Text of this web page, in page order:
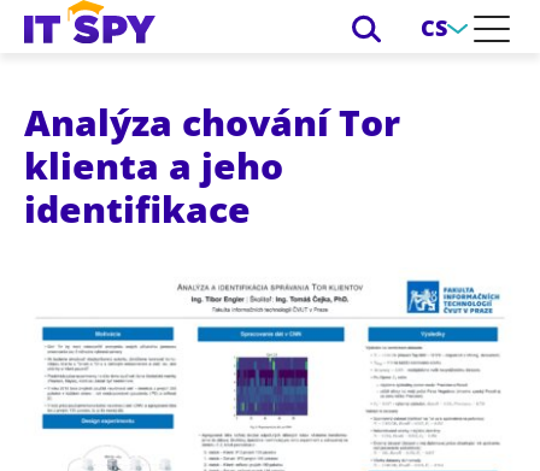
CS
Analýza chování Tor
klienta a jeho
identifikace